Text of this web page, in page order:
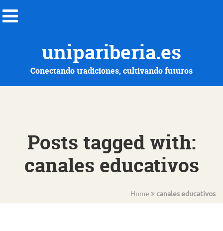
unipariberia.es
Conectando tradiciones, cultivando futuros
Posts tagged with:
canales educativos
Home canales educativos